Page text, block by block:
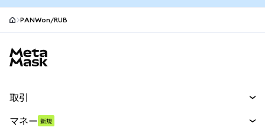
PANWon/RUB
取引
マネー 新規